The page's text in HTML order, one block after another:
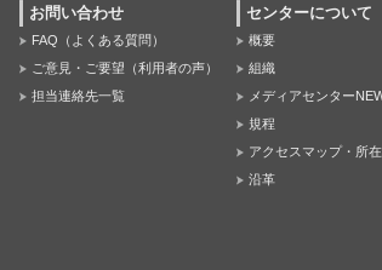
お問い合わせ
FAQ（よくある質問）
ご意見・ご要望（利用者の声）
担当連絡先一覧
センターについて
概要
組織
メディアセンター
規程
アクセスマップ・所
沿革